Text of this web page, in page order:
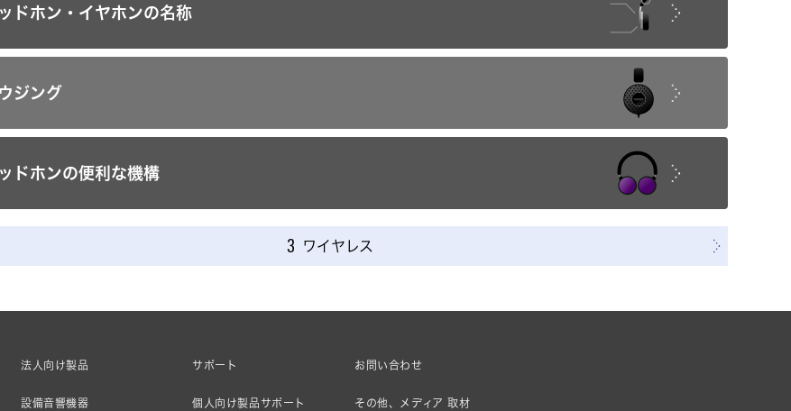
ドホン・イヤホンの名称
ジング
ドホンの便利な機構
3 ワイヤレス
法人向け製品
設備音響機器
サポート
個人向け製品サポート
お問い合わせ
その他、メディア 取材